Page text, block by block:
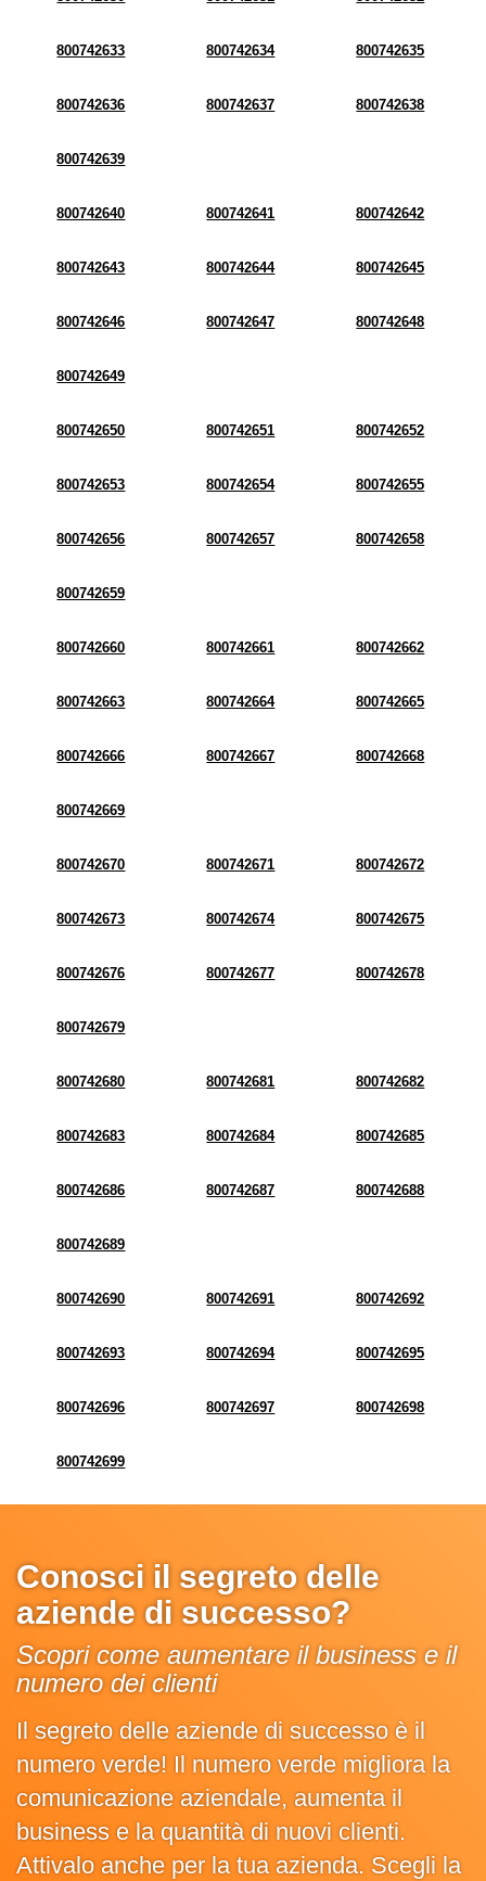
800742633 800742634 800742635
800742636 800742637 800742638
800742639
800742640 800742641 800742642
800742643 800742644 800742645
800742646 800742647 800742648
800742649
800742650 800742651 800742652
800742653 800742654 800742655
800742656 800742657 800742658
800742659
800742660 800742661 800742662
800742663 800742664 800742665
800742666 800742667 800742668
800742669
800742670 800742671 800742672
800742673 800742674 800742675
800742676 800742677 800742678
800742679
800742680 800742681 800742682
800742683 800742684 800742685
800742686 800742687 800742688
800742689
800742690 800742691 800742692
800742693 800742694 800742695
800742696 800742697 800742698
800742699
Conosci il segreto delle
aziende di successo?
Scopri come aumentare il business e il
numero dei clienti
Il segreto delle aziende di successo è il
numero verde! Il numero verde migliora la
comunicazione aziendale, aumenta il
business e la quantità di nuovi clienti.
Attivalo anche per la tua azienda. Scegli la